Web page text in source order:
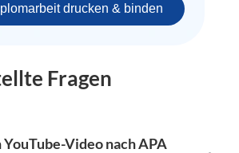
drucken & binden
Fragen
Video nach APA